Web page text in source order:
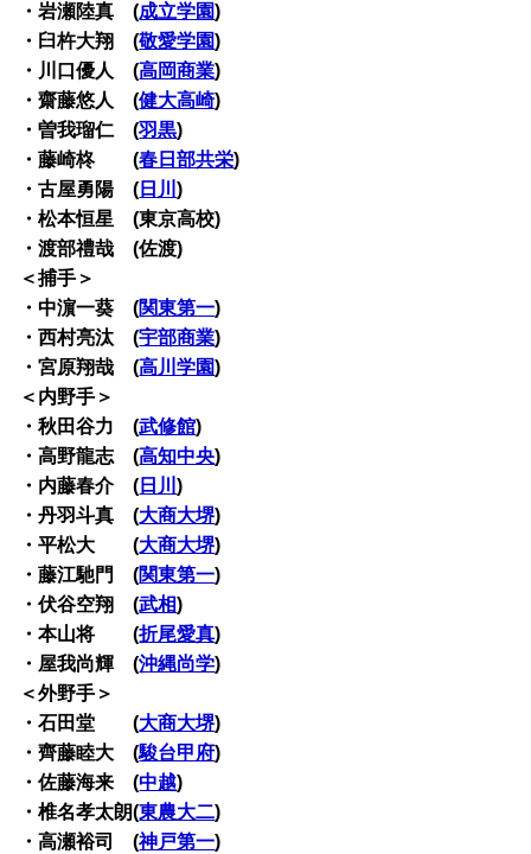
・岩瀬陸真 (成立学園)
・臼杵大翔 (敬愛学園)
・川口優人 (高岡商業)
・齋藤悠人 (健大高崎)
・曽我瑠仁 (羽黒)
・藤崎柊 (春日部共栄)
・古屋勇陽 ( 日川)
・松本恒星 (東京高校)
・渡部禮哉 (佐渡)
＜捕手＞
・中濵一葵 (関東第一)
・西村亮汰 (宇部商業)
・宮原翔哉 (高川学園)
＜内野手＞
・秋田谷力 (武修館)
・高野龍志 (高知中央)
・内藤春介 ( 日川)
・丹羽斗真 (大商大堺)
・平松大 (大商大堺)
・藤江馳門 (関東第一)
・伏谷空翔 (武相)
・本山将 (折尾愛真)
・屋我尚輝 (沖縄尚学)
＜外野手＞
・石田堂 (大商大堺)
・齊藤睦大 (駿台甲府)
・佐藤海来 (中越)
・椎名孝太朗(東農大二)
・高瀬裕司 (神戸第一)